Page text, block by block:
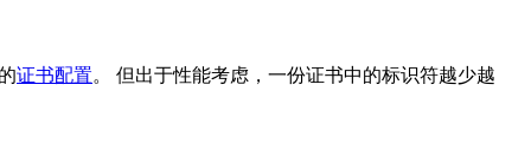
证书配置。 但出于性能考虑，一份证书中的标识符越少越